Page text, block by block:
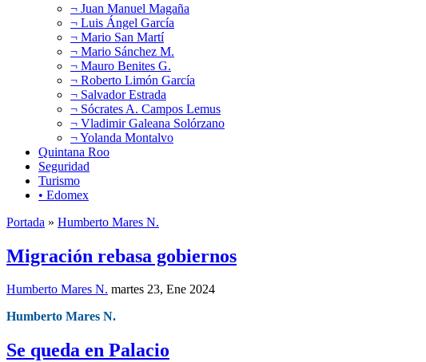
¬ Juan Manuel Magaña
¬ Luis Ángel García
¬ Mario San Martí
¬ Mario Sánchez M.
¬ Mauro Benites G.
¬ Roberto Limón García
¬ Salvador Estrada
¬ Sócrates A. Campos Lemus
¬ Vladimir Galeana Solórzano
¬ Yolanda Montalvo
Quintana Roo
Seguridad
Turismo
• Edomex
Portada » Humberto Mares N.
Migración rebasa gobiernos
Humberto Mares N. martes 23, Ene 2024
Humberto Mares N.
Se queda en Palacio